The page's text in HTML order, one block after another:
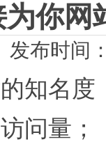
你网
发布时间
知名度
问量；